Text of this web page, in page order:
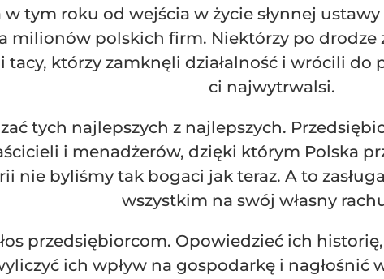
tym roku od wejścia w życie słynnej
milionów polskich firm. Niektórzy po
tacy, którzy zamknęli działalność i wrócili do
ci najwytrwalsi.
tych najlepszych z najlepszych.
i menadżerów, dzięki którym Polska
nie byliśmy tak bogaci jak teraz. A to
wszystkim na swój własny
przedsiębiorcom. Opowiedzieć ich
ich wpływ na gospodarkę i nagłośnić